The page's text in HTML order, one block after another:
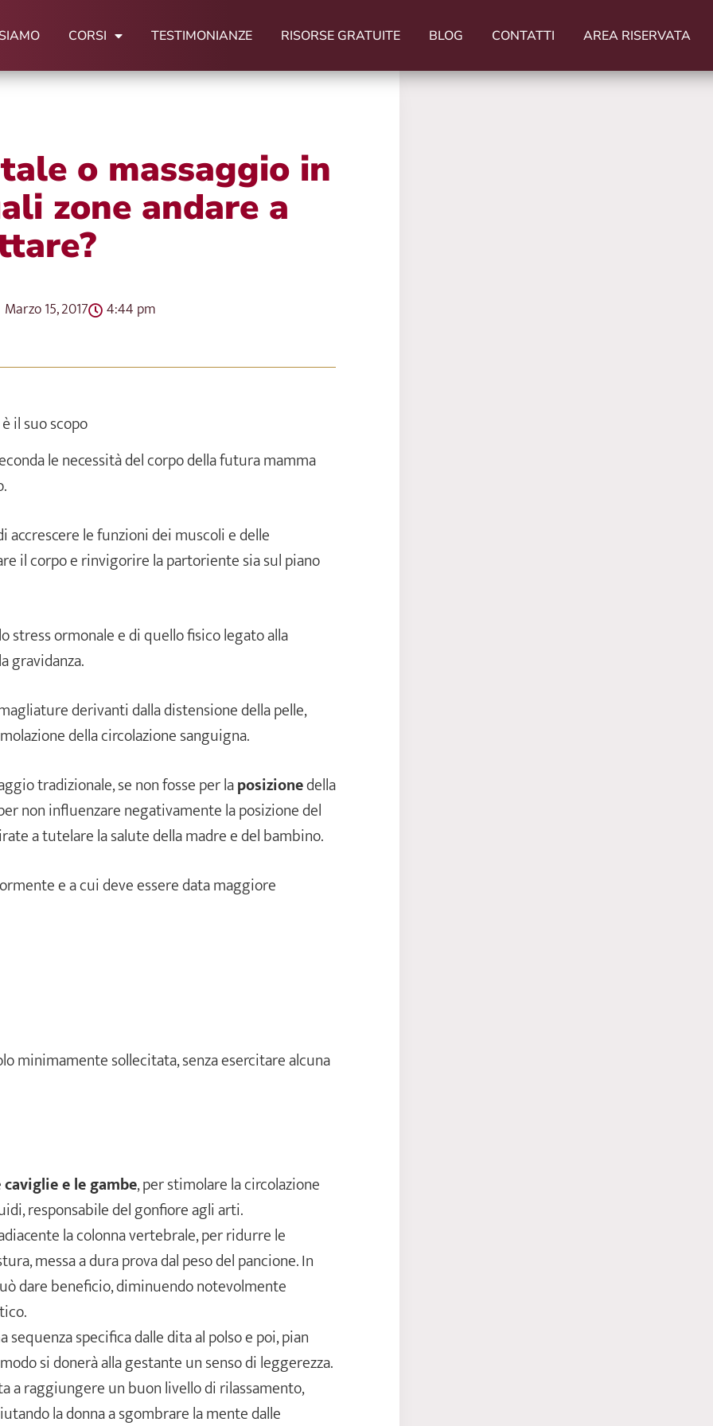
CORSI TESTIMONIANZE RISORSE GRATUITE BLOG CONTATTI AREA RISERVATA
o massaggio in
zone andare a
Marzo 15, 2017 4:44 pm
il suo scopo
le necessità del corpo della futura mamma
accrescere le funzioni dei muscoli e delle
il corpo e rinvigorire la partoriente sia sul piano
stress ormonale e di quello fisico legato alla
gravidanza.
derivanti dalla distensione della pelle,
della circolazione sanguigna.
tradizionale, se non fosse per laposizionedella
non influenzare negativamente la posizione del
a tutelare la salute della madre e del bambino.
e a cui deve essere data maggiore
minimamente sollecitata, senza esercitare alcuna
caviglie e le gambe, per stimolare la circolazione
responsabile del gonfiore agli arti.
la colonna vertebrale, per ridurre le
messa a dura prova dal peso del pancione. In
dare beneficio, diminuendo notevolmente
sequenza specifica dalle dita al polso e poi, pian
si donerà alla gestante un senso di leggerezza.
a raggiungere un buon livello di rilassamento,
la donna a sgombrare la mente dalle